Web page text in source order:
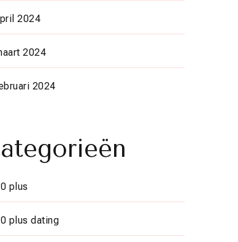
2024
2024
2024
plus
plus dating